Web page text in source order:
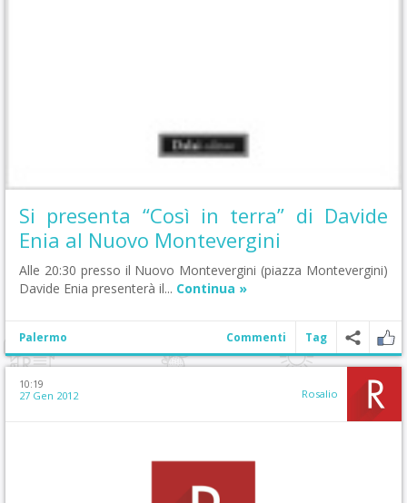
Si presenta “Così in terra” di Davide
Enia al Nuovo Montevergini
Alle 20:30 presso il Nuovo Montevergini (piazza Montevergini)
Davide Enia presenterà il... Continua »
Palermo Commenti Tag
10:19
27 Gen 2012 Rosalio